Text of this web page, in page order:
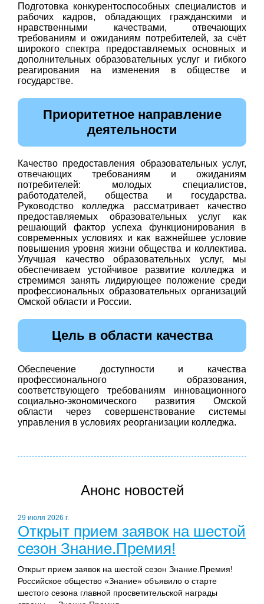
Подготовка конкурентоспособных специалистов и
рабочих кадров, обладающих гражданскими и
нравственными качествами, отвечающих
требованиям и ожиданиям потребителей, за счёт
широкого спектра предоставляемых основных и
дополнительных образовательных услуг и гибкого
реагирования на изменения в обществе и
государстве.
Приоритетное направление
деятельности
Качество предоставления образовательных услуг,
отвечающих требованиям и ожиданиям
потребителей: молодых специалистов,
работодателей, общества и государства.
Руководство колледжа рассматривает качество
предоставляемых образовательных услуг как
решающий фактор успеха функционирования в
современных условиях и как важнейшее условие
повышения уровня жизни общества и коллектива.
Улучшая качество образовательных услуг, мы
обеспечиваем устойчивое развитие колледжа и
стремимся занять лидирующее положение среди
профессиональных образовательных организаций
Омской области и России.
Цель в области качества
Обеспечение доступности и качества
профессионального образования,
соответствующего требованиям инновационного
социально-экономического развития Омской
области через совершенствование системы
управления в условиях реорганизации колледжа.
Анонс новостей
29 июля 2026 г.
Открыт прием заявок на шестой
сезон Знание.Премия!
Открыт прием заявок на шестой сезон Знание.Премия!
Российское общество «Знание» объявило о старте
шестого сезона главной просветительской награды